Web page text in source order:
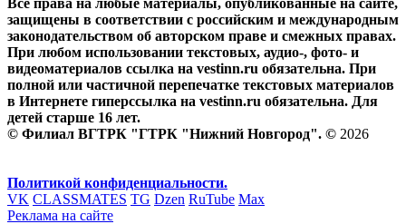
Все права на любые материалы, опубликованные на сайте,
защищены в соответствии с российским и международным
законодательством об авторском праве и смежных правах.
При любом использовании текстовых, аудио-, фото- и
видеоматериалов ссылка на vestinn.ru обязательна. При
полной или частичной перепечатке текстовых материалов
в Интернете гиперссылка на vestinn.ru обязательна. Для
детей старше 16 лет.
© Филиал ВГТРК "ГТРК "Нижний Новгород". © 2026
Политикой конфиденциальности.
VK CLASSMATES TG Dzen RuTube Max
Реклама на сайте